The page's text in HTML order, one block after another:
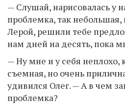
— Слушай, нарисовалась у
проблемка, так
Лерой, решили тебе
нам дней на десять, пока
— Ну мне и у себя неплохо,
съемная, но очень
удивился Олег. — А в чем
проблемка?